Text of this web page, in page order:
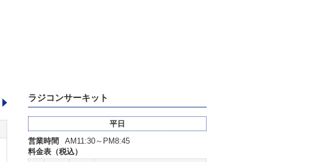
ラジコンサーキット
平日
営業時間
AM11:30～PM8:45
料金表（税込）